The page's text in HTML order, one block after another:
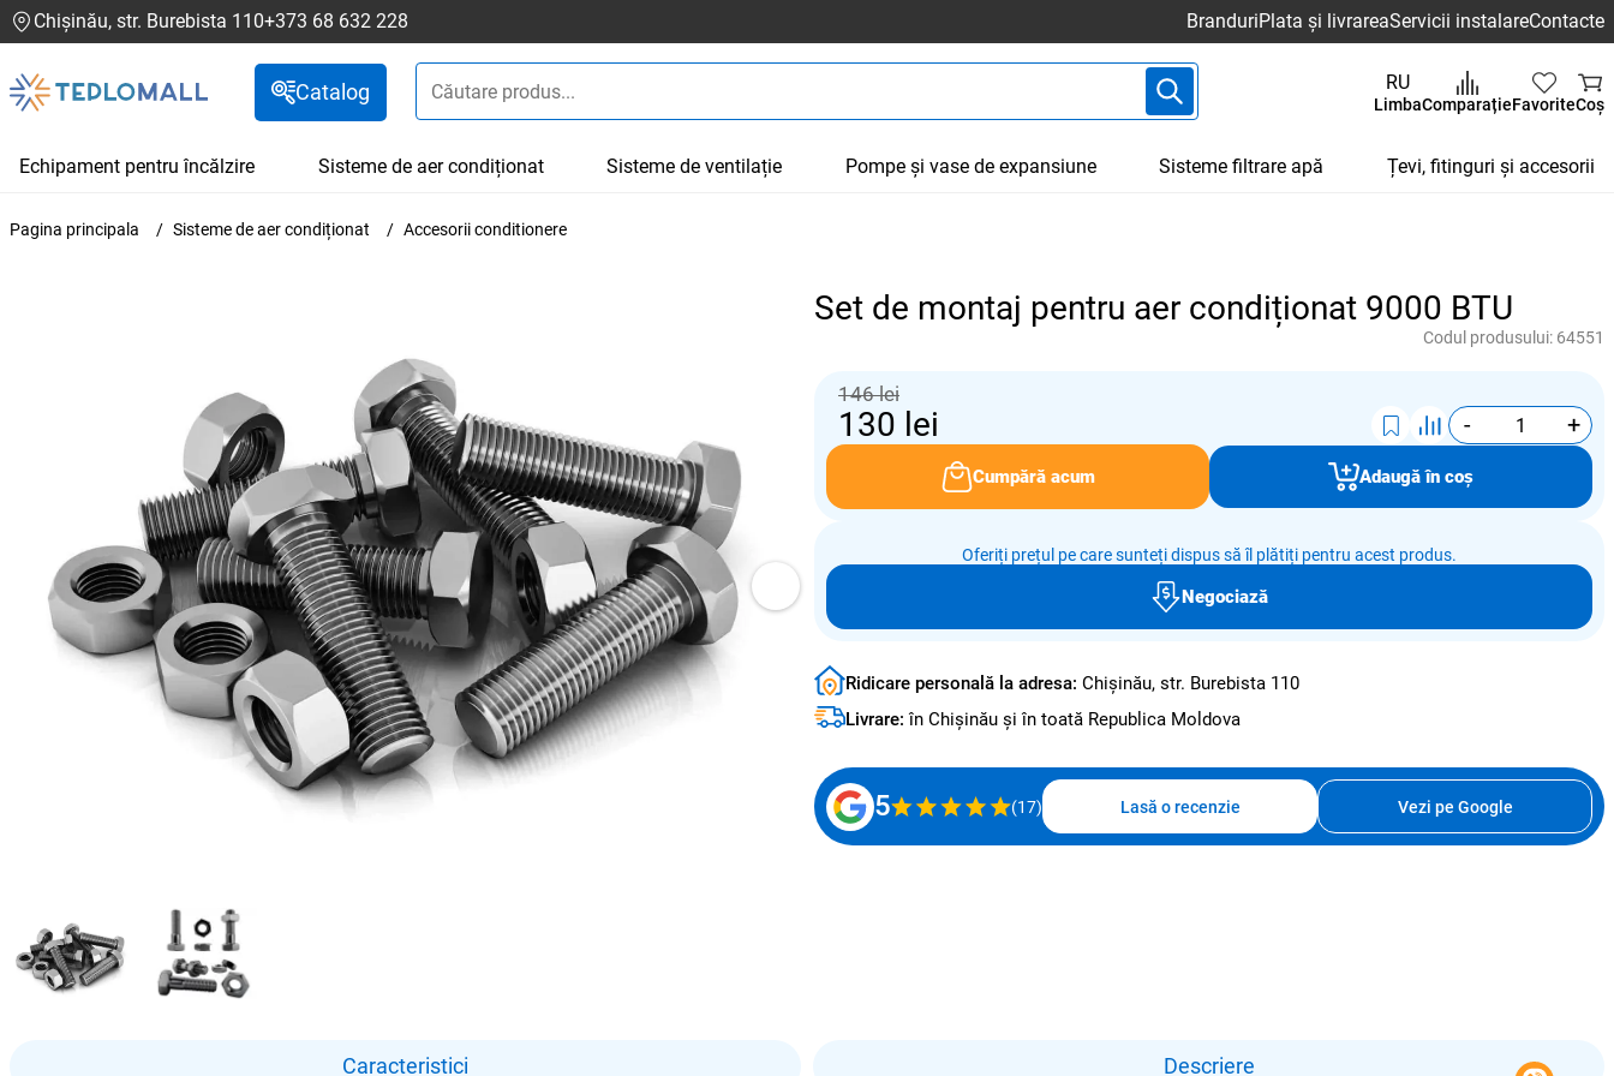
Chișinău, str. Burebista 110+373 68 632 228 BranduriPlata și livrareaServicii instalareContacte
Catalog RU
LimbaComparațieFavoriteCoș
Echipament pentru încălzire Sisteme de aer condiționat Sisteme de ventilație Pompe și vase de expansiune Sisteme filtrare apă Țevi, fitinguri și accesorii
Pagina principala Sisteme de aer condiționat Accesorii conditionere
Set de montaj pentru aer condiționat 9000 BTU
Codul produsului: 64551
146 lei
130 lei - +
Cumpără acum Adaugă în coș
Oferiți prețul pe care sunteți dispus să îl plătiți pentru acest produs.
Negociază
Ridicare personală la adresa: Chișinău, str. Burebista 110
Livrare:în Chișinău și în toată Republica Moldova
5 (17) Lasă o recenzie Vezi pe Google
Caracteristici Descriere